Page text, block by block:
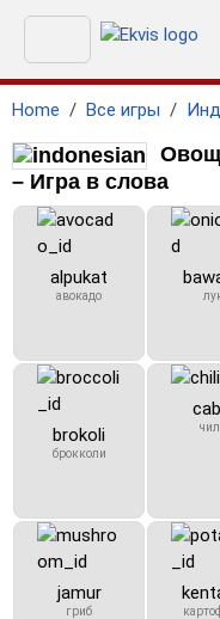
Home Все игры
– Игра в слова
alpukat
авокадо
brokoli
брокколи
jamur
гриб